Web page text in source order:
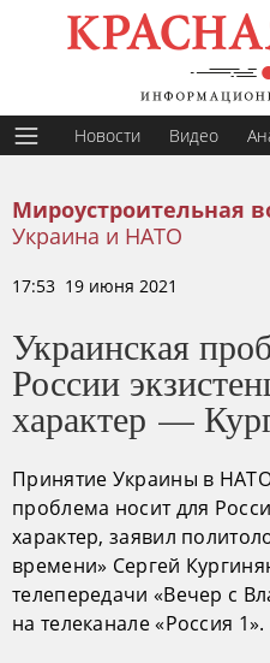
Новости Видео
Мироустроительная
Украина и НАТО
17:53 19 июня 2021
Украинская
России
характер —
Принятие Украины в
проблема носит для
характер, заявил
времени» Сергей
телепередачи «Вечер с
на телеканале «Россия 1».